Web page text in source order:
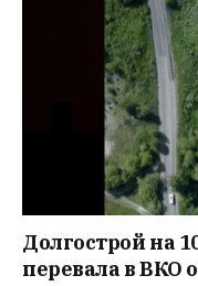
Долгострой на
перевала в ВКО